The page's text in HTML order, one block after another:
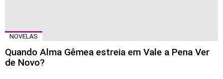
NOVELAS
Quando Alma Gêmea estreia em Vale a Pena Ver
de Novo?